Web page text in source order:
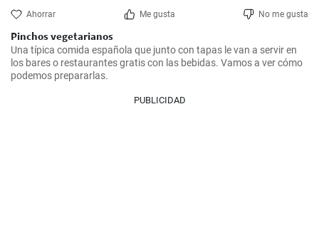
Ahorrar Me gusta No me gusta
Pinchos vegetarianos
Una típica comida española que junto con tapas le van a servir en
los bares o restaurantes gratis con las bebidas. Vamos a ver cómo
podemos prepararlas.
PUBLICIDAD